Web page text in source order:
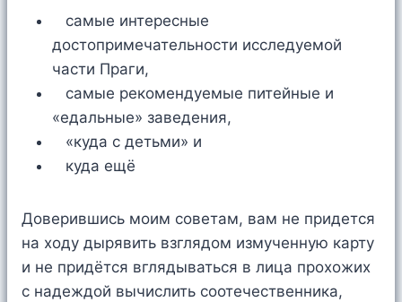
самые интересные
достопримечательности исследуемой
части Праги,
самые рекомендуемые питейные и
«едальные» заведения,
«куда с детьми» и
куда ещё
Доверившись моим советам, вам не придется
на ходу дырявить взглядом измученную карту
и не придётся вглядываться в лица прохожих
с надеждой вычислить соотечественника,